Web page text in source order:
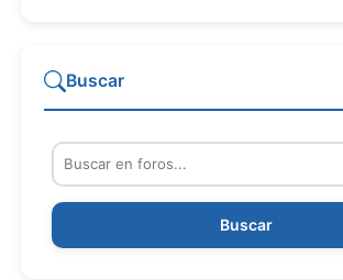
Buscar
Buscar